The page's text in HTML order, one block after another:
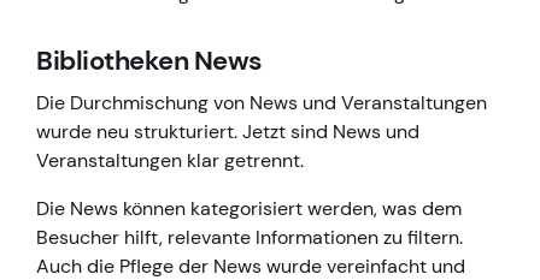
Bibliotheken News
Die Durchmischung von News und Veranstaltungen
wurde neu strukturiert. Jetzt sind News und
Veranstaltungen klar getrennt.
Die News können kategorisiert werden, was dem
Besucher hilft, relevante Informationen zu filtern.
Auch die Pflege der News wurde vereinfacht und